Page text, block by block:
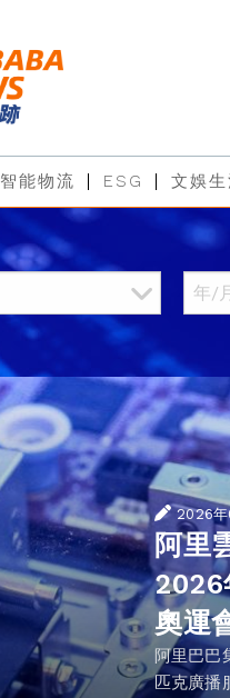
智能物流 ESG 文娛生
2026
阿里
2026
奧運
阿里巴巴
匹克廣播